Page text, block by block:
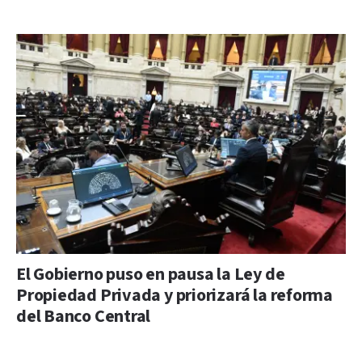
El Gobierno puso en pausa la Ley de
Propiedad Privada y priorizará la reforma
del Banco Central